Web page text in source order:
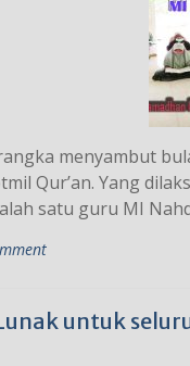
menyambut
Qur’an. Yang
satu guru MI
untuk